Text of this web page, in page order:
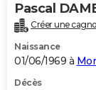
Pascal
Créer une
Naissance
01/06/1969 à
Décès